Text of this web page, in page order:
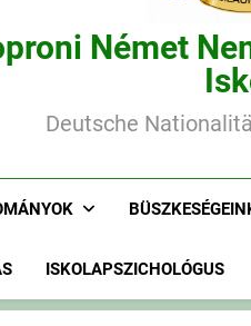
Német
Deutsche
ISKOLAPSZICHOLÓGUS